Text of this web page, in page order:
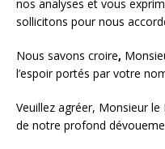
nos analyses et vous
sollicitons pour nous
Nous savons croire,
l’espoir portés par votre
Veuillez agréer, Monsieur le
de notre profond